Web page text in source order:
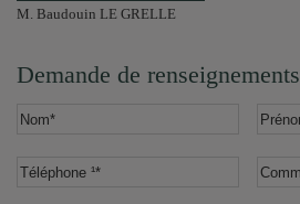
M. Baudouin LE GRELLE
Demande de renseignements